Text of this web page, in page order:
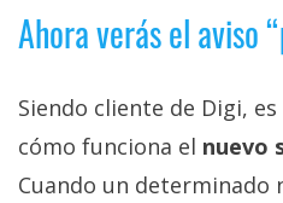
Ahora verás el aviso
Siendo cliente de Digi,
cómo funciona el nuevo
Cuando un